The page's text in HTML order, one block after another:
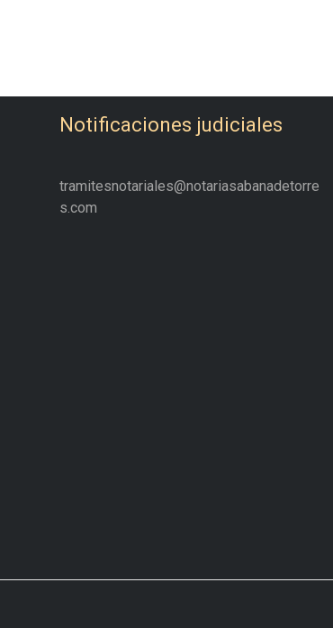
Notificaciones judiciales
tramitesnotariales@notariasabanadetorre
s.com